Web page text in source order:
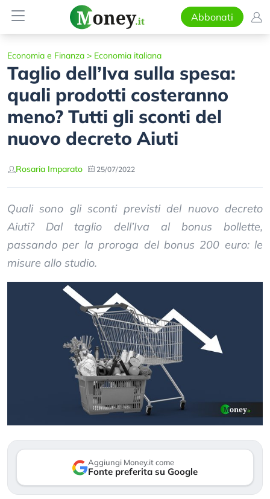
Abbonati
Economia e Finanza > Economia italiana
Taglio dell’Iva sulla spesa:
quali prodotti costeranno
meno? Tutti gli sconti del
nuovo decreto Aiuti
Rosaria Imparato 25/07/2022
Quali sono gli sconti previsti del nuovo decreto
Aiuti? Dal taglio dell’Iva al bonus bollette,
passando per la proroga del bonus 200 euro: le
misure allo studio.
Aggiungi Money.it come
Fonte preferita su Google